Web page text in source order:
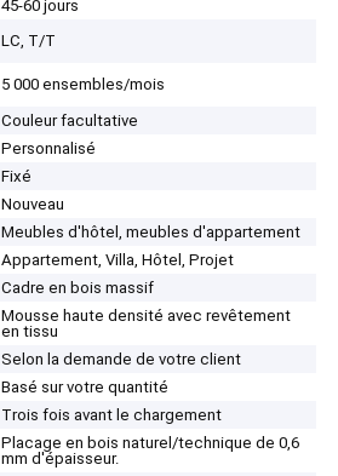
45-60 jours
LC, T/T
5 000 ensembles/mois
Couleur facultative
Personnalisé
Fixé
Nouveau
Meubles d'hôtel, meubles d'appartement
Appartement, Villa, Hôtel, Projet
Cadre en bois massif
Mousse haute densité avec revêtement
en tissu
Selon la demande de votre client
Basé sur votre quantité
Trois fois avant le chargement
Placage en bois naturel/technique de 0,6
mm d'épaisseur.